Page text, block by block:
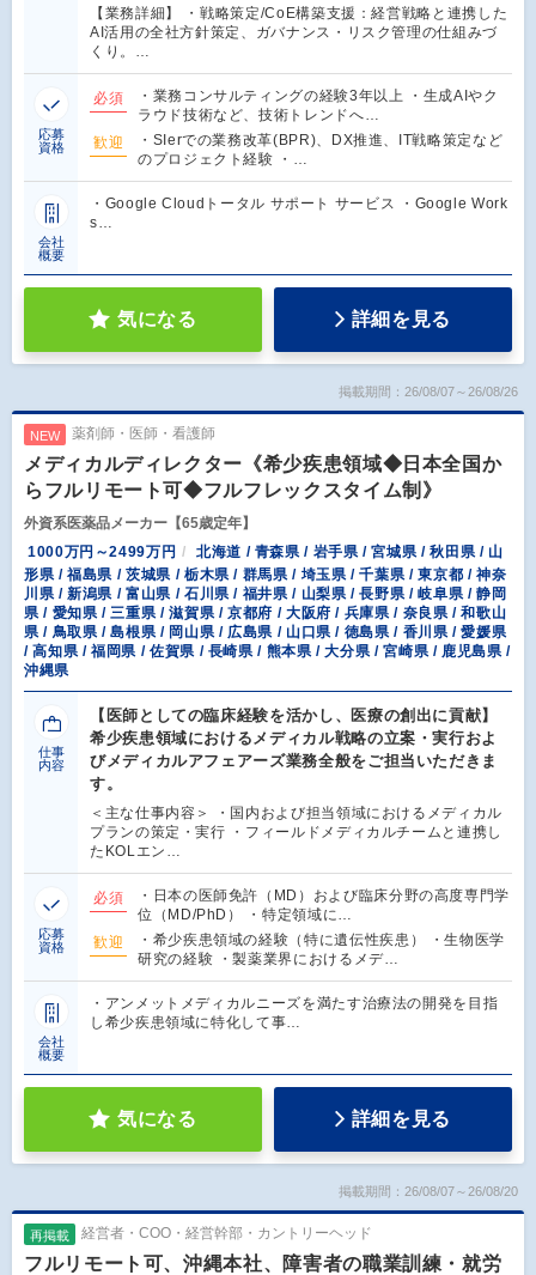
【業務詳細】 ・戦略策定/CoE構築支援：経営戦略と連携した
AI活用の全社方針策定、ガバナンス・リスク管理の仕組みづ
くり。…
応募
資格
必須
・業務コンサルティングの経験3年以上 ・生成AIやク
ラウド技術など、技術トレンドへ…
歓迎
・SIerでの業務改革(BPR)、DX推進、IT戦略策定など
のプロジェクト経験 ・…
会社
概要
・Google Cloudトータル サポート サービス ・Google Work
s…
気になる 詳細を見る
掲載期間：26/08/07～26/08/26
NEW 薬剤師・医師・看護師
メディカルディレクター《希少疾患領域◆日本全国か
らフルリモート可◆フルフレックスタイム制》
外資系医薬品メーカー【65歳定年】
1000万円～2499万円
北海道 / 青森県 / 岩手県 / 宮城県 / 秋田県 / 山
形県 / 福島県 / 茨城県 / 栃木県 / 群馬県 / 埼玉県 / 千葉県 / 東京都 / 神奈
川県 / 新潟県 / 富山県 / 石川県 / 福井県 / 山梨県 / 長野県 / 岐阜県 / 静岡
県 / 愛知県 / 三重県 / 滋賀県 / 京都府 / 大阪府 / 兵庫県 / 奈良県 / 和歌山
県 / 鳥取県 / 島根県 / 岡山県 / 広島県 / 山口県 / 徳島県 / 香川県 / 愛媛県
/ 高知県 / 福岡県 / 佐賀県 / 長崎県 / 熊本県 / 大分県 / 宮崎県 / 鹿児島県 /
沖縄県
仕事
内容
【医師としての臨床経験を活かし、医療の創出に貢献】
希少疾患領域におけるメディカル戦略の立案・実行およ
びメディカルアフェアーズ業務全般をご担当いただきま
す。
＜主な仕事内容＞ ・国内および担当領域におけるメディカル
プランの策定・実行 ・フィールドメディカルチームと連携し
たKOLエン…
応募
資格
必須
・日本の医師免許（MD）および臨床分野の高度専門学
位（MD/PhD） ・特定領域に…
歓迎
・希少疾患領域の経験（特に遺伝性疾患） ・生物医学
研究の経験 ・製薬業界におけるメデ…
会社
概要
・アンメットメディカルニーズを満たす治療法の開発を目指
し希少疾患領域に特化して事…
気になる 詳細を見る
掲載期間：26/08/07～26/08/20
再掲載 経営者・COO・経営幹部・カントリーヘッド
フルリモート可、沖縄本社、障害者の職業訓練・就労